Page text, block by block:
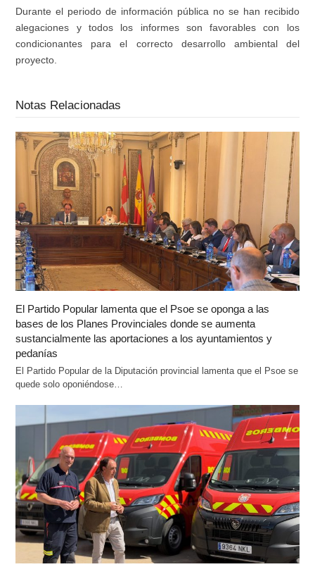
Durante el periodo de información pública no se han recibido
alegaciones y todos los informes son favorables con los
condicionantes para el correcto desarrollo ambiental del
proyecto.
Notas Relacionadas
El Partido Popular lamenta que el Psoe se oponga a las
bases de los Planes Provinciales donde se aumenta
sustancialmente las aportaciones a los ayuntamientos y
pedanías
El Partido Popular de la Diputación provincial lamenta que el Psoe se
quede solo oponiéndose…